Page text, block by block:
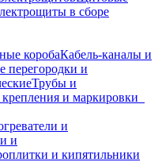
в сборе
коробаКабель-каналы и
перегородки и
Трубы и
и маркировки
и
и
и кипятильники